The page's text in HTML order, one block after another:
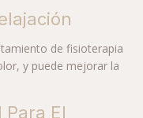
de fisioterapia
y puede mejorar la
El